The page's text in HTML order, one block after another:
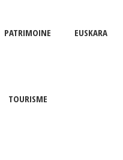
PATRIMOINE
TOURISME
EUSKARA